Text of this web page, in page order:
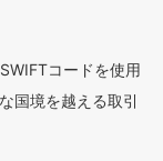
コードを使用
国境を越える取引